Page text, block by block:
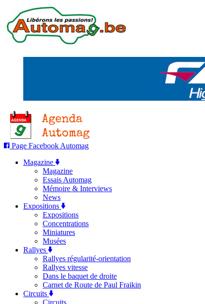
Page Facebook Automag
Magazine
Magazine
Essais Automag
Mémoire & Interviews
News
Expositions
Expositions
Concentrations
Miniatures
Musées
Rallyes
Rallyes régularité-orientation
Rallyes vitesse
Dans le baquet de droite
Carnet de Route de Paul Fraikin
Circuits
Circuits